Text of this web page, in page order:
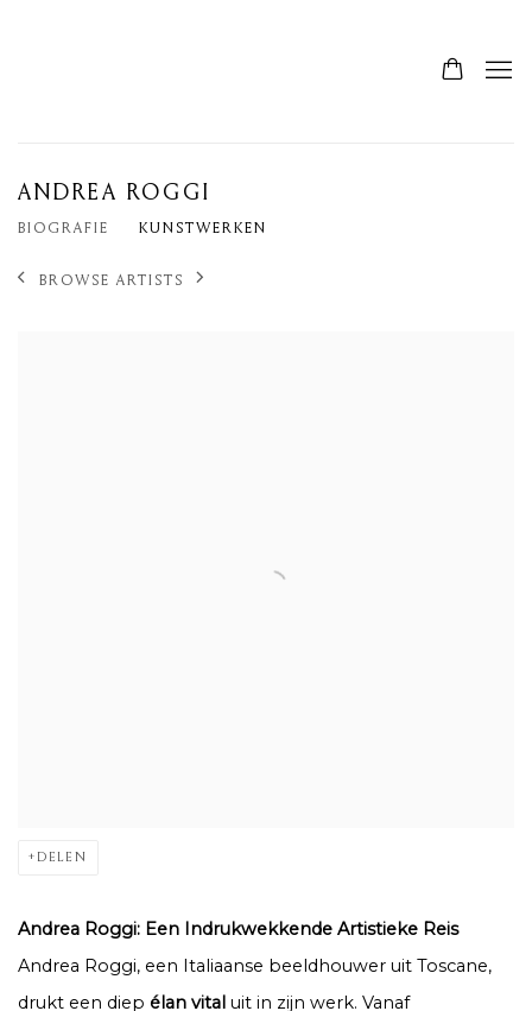
ANDREA ROGGI
BIOGRAFIE KUNSTWERKEN
BROWSE ARTISTS
DELEN
Andrea Roggi: Een Indrukwekkende Artistieke Reis
Andrea Roggi, een Italiaanse beeldhouwer uit Toscane,
drukt een diep élan vital uit in zijn werk. Vanaf